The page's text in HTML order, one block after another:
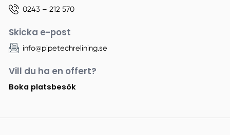
0243 – 212 570
Skicka e-post
info@pipetechrelining.se
Vill du ha en offert?
Boka platsbesök